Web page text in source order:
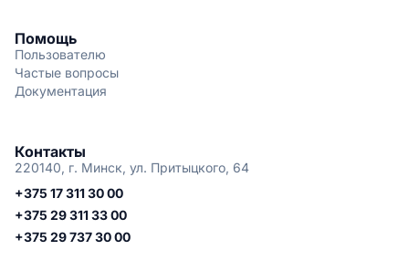
Помощь
Пользователю
Частые вопросы
Документация
Контакты
220140, г. Минск, ул. Притыцкого, 64
+375 17 311 30 00
+375 29 311 33 00
+375 29 737 30 00